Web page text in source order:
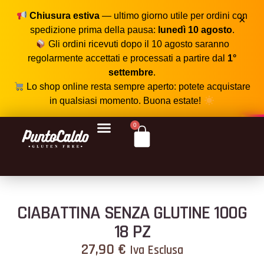
Chiusura estiva — ultimo giorno utile per ordini con
spedizione prima della pausa: lunedì 10 agosto.
Gli ordini ricevuti dopo il 10 agosto saranno
regolarmente accettati e processati a partire dal 1°
settembre.
Lo shop online resta sempre aperto: potete acquistare
in qualsiasi momento. Buona estate!
×
0
CIABATTINA SENZA GLUTINE 100G
18 PZ
27,90 € Iva Esclusa